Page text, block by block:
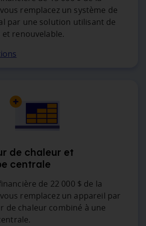
remplacez un système de
par une solution utilisant de
et renouvelable.
de chaleur et
centrale
de 22 000 $ de la
remplacez un appareil par
de chaleur combiné à une